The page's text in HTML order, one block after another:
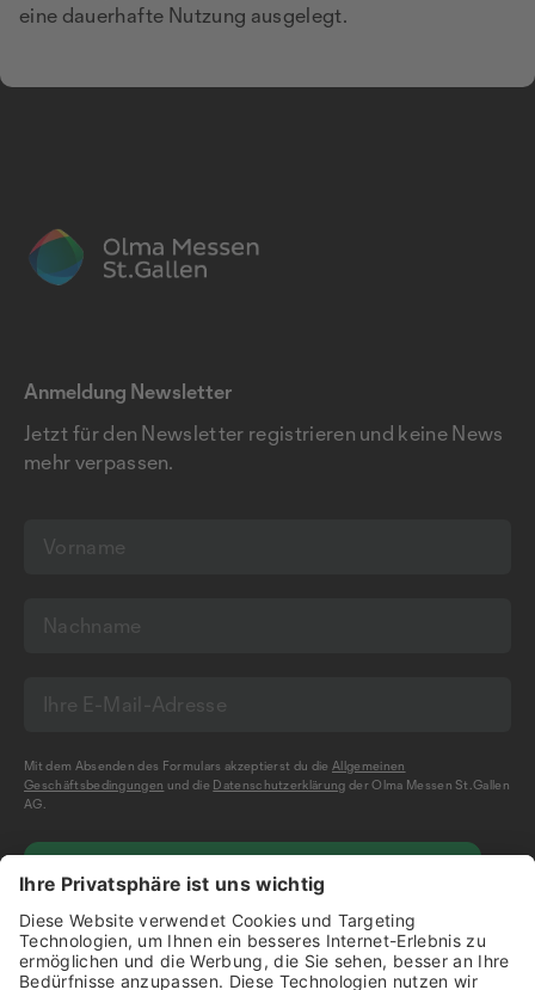
eine dauerhafte Nutzung ausgelegt.
Anmeldung Newsletter
Jetzt für den Newsletter registrieren und keine News
mehr verpassen.
Mit dem Absenden des Formulars akzeptierst du dieAllgemeinen
Geschäftsbedingungen und die Datenschutzerklärung der Olma Messen St.Gallen
AG.